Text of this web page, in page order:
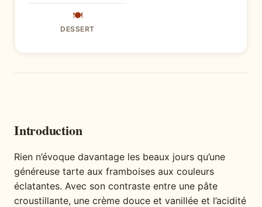
🍽
DESSERT
Introduction
Rien n’évoque davantage les beaux jours qu’une
généreuse tarte aux framboises aux couleurs
éclatantes. Avec son contraste entre une pâte
croustillante, une crème douce et vanillée et l’acidité